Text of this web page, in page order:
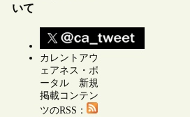
いて
カレントアウ
ェアネス・ポ
ータル 新規
掲載コンテン
ツのRSS：